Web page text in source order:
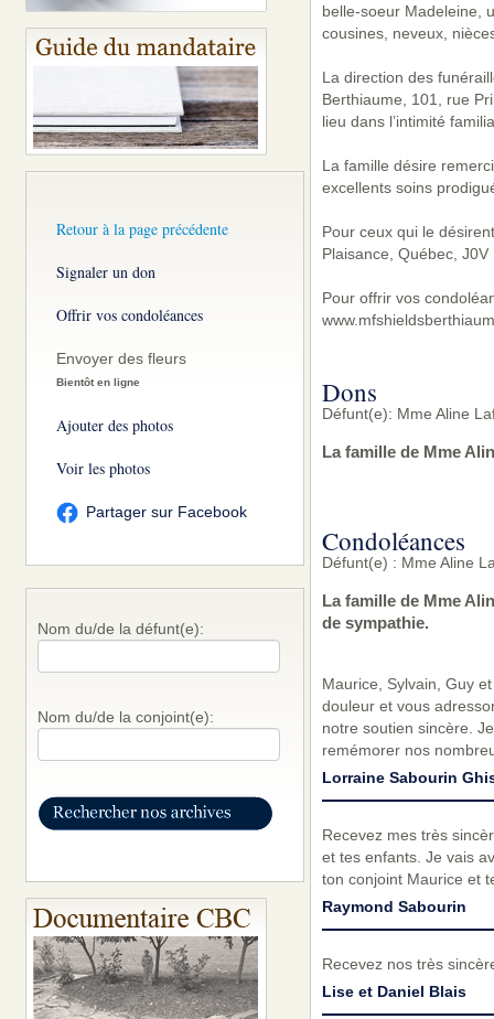
Retour à la page précédente
Signaler un don
Offrir vos condoléances
Envoyer des fleurs
Bientôt en ligne
Ajouter des photos
Voir les photos
Partager sur Facebook
Nom du/de la défunt(e):
Nom du/de la conjoint(e):
belle-soeur Madeleine,
cousines, neveux,
La direction des
Berthiaume, 101, rue
lieu dans l’intimité
La famille désire
excellents soins
Pour ceux qui le
Plaisance, Québec,
Pour offrir vos
Dons
Défunt(e): Mme Aline
La famille de Mme
Condoléances
Défunt(e) : Mme Aline
La famille de Mme
de sympathie.
Maurice, Sylvain, Guy
douleur et vous
notre soutien sincère.
remémorer nos
Lorraine Sabourin
Recevez mes très
et tes enfants. Je vais
ton conjoint Maurice et
Raymond Sabourin
Recevez nos très
Lise et Daniel Blais